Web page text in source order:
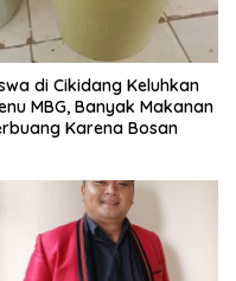
di Cikidang Keluhkan
MBG, Banyak Makanan
Karena Bosan